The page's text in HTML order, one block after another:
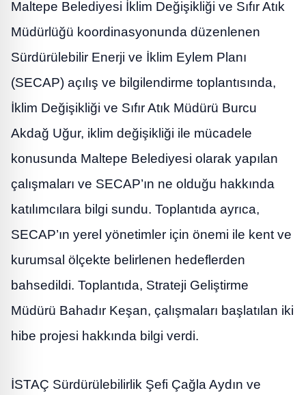
Maltepe Belediyesi İklim Değişikliği ve Sıfır Atık
Müdürlüğü koordinasyonunda düzenlenen
Sürdürülebilir Enerji ve İklim Eylem Planı
(SECAP) açılış ve bilgilendirme toplantısında,
İklim Değişikliği ve Sıfır Atık Müdürü Burcu
Akdağ Uğur, iklim değişikliği ile mücadele
konusunda Maltepe Belediyesi olarak yapılan
çalışmaları ve SECAP’ın ne olduğu hakkında
katılımcılara bilgi sundu. Toplantıda ayrıca,
SECAP’ın yerel yönetimler için önemi ile kent ve
kurumsal ölçekte belirlenen hedeflerden
bahsedildi. Toplantıda, Strateji Geliştirme
Müdürü Bahadır Keşan, çalışmaları başlatılan iki
hibe projesi hakkında bilgi verdi.
İSTAÇ Sürdürülebilirlik Şefi Çağla Aydın ve